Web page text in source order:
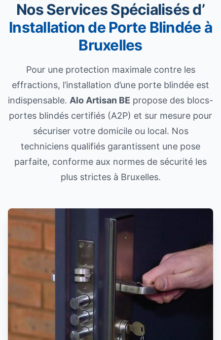
Nos Services Spécialisés d’
Installation de Porte Blindée à
Bruxelles
Pour une protection maximale contre les
effractions, l’installation d’une porte blindée est
indispensable. Alo Artisan BE propose des blocs-
portes blindés certifiés (A2P) et sur mesure pour
sécuriser votre domicile ou local. Nos
techniciens qualifiés garantissent une pose
parfaite, conforme aux normes de sécurité les
plus strictes à Bruxelles.